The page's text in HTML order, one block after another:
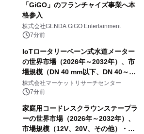
「GiGO」のフランチャイズ事業へ本
格参入
株式会社GENDA GiGO Entertainment
7分前
IoTロータリーベーン式水道メーター
の世界市場（2026年～2032年）、市
場規模（DN 40 mm以下、DN 40～
300 mm、DN 300 mm以上）・分析レ
ポートを発表
株式会社マーケットリサーチセンター
7分前
家庭用コードレスクラウンステープラ
ーの世界市場（2026年～2032年）、
市場規模（12V、20V、その他）・分